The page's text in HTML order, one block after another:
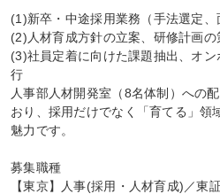
(1)新卒・中途採用業務（手法選定、
(2)人材育成方針の立案、研修計画の
(3)社員定着に向けた課題抽出、オ
行
人事部人材開発室（8名体制）への
おり、採用だけでなく「育てる」領
魅力です。
募集職種
【東京】人事(採用・人材育成)／東